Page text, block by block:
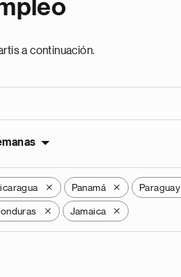
a continuación.
X Panamá X Paraguay
X Jamaica X